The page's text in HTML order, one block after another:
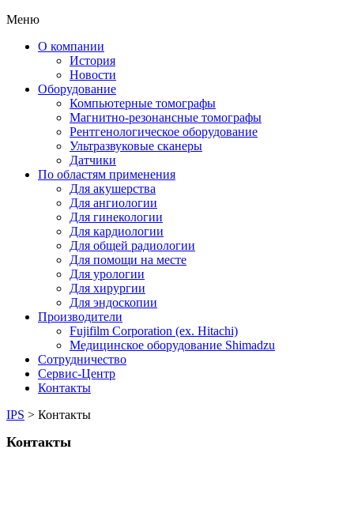
Меню
О компании
История
Новости
Оборудование
Компьютерные томографы
Магнитно-резонансные томографы
Рентгенологическое оборудование
Ультразвуковые сканеры
Датчики
По областям применения
Для акушерства
Для ангиологии
Для гинекологии
Для кардиологии
Для общей радиологии
Для помощи на месте
Для урологии
Для хирургии
Для эндоскопии
Производители
Fujifilm Corporation (ex. Hitachi)
Медицинское оборудование Shimadzu
Сотрудничество
Сервис-Центр
Контакты
IPS > Контакты
Контакты